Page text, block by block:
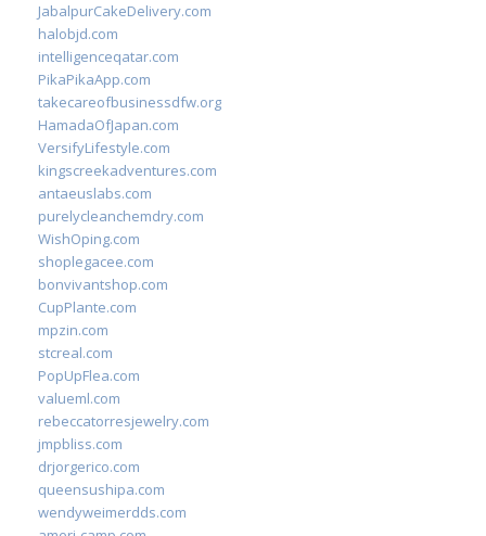
JabalpurCakeDelivery.com
halobjd.com
intelligenceqatar.com
PikaPikaApp.com
takecareofbusinessdfw.org
HamadaOfJapan.com
VersifyLifestyle.com
kingscreekadventures.com
antaeuslabs.com
purelycleanchemdry.com
WishOping.com
shoplegacee.com
bonvivantshop.com
CupPlante.com
mpzin.com
stcreal.com
PopUpFlea.com
valueml.com
rebeccatorresjewelry.com
jmpbliss.com
drjorgerico.com
queensushipa.com
wendyweimerdds.com